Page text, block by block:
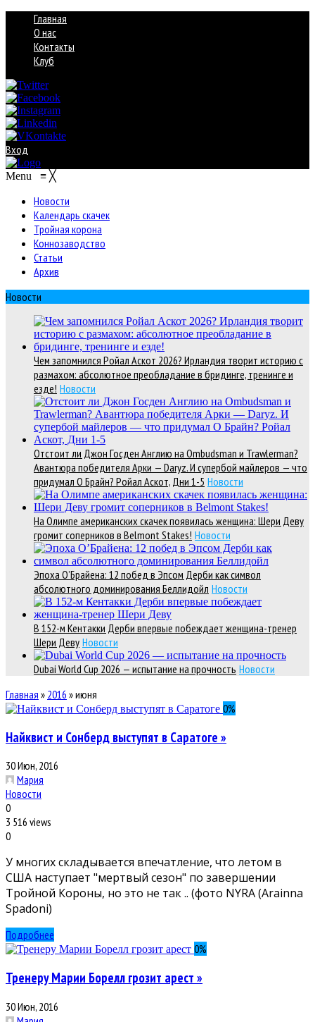
Главная
О нас
Контакты
Клуб
Вход
Menu ≡ ╳
Новости
Календарь скачек
Тройная корона
Коннозаводство
Статьи
Архив
Новости
Чем запомнился Ройал Аскот 2026? Ирландия творит историю с
размахом: абсолютное преобладание в бридинге, тренинге и
езде! Новости
Отстоит ли Джон Госден Англию на Ombudsman и Trawlerman?
Авантюра победителя Арки — Daryz. И супербой майлеров — что
придумал О Брайн? Ройал Аскот, Дни 1-5 Новости
На Олимпе американских скачек появилась женщина: Шери Деву
громит соперников в Belmont Stakes! Новости
Эпоха О’Брайена: 12 побед в Эпсом Дерби как символ
абсолютного доминирования Беллидойл Новости
В 152-м Кентакки Дерби впервые побеждает женщина-тренер
Шери Деву Новости
Dubai World Cup 2026 — испытание на прочность Новости
Главная » 2016 »июня
0%
Найквист и Сонберд выступят в Саратоге »
30 Июн, 2016
Мария
Новости
0
3 516 views
0
У многих складывается впечатление, что летом в
США наступает "мертвый сезон" по завершении
Тройной Короны, но это не так .. (фото NYRA (Arainna
Spadoni)
Подробнее
0%
Тренеру Марии Борелл грозит арест »
30 Июн, 2016